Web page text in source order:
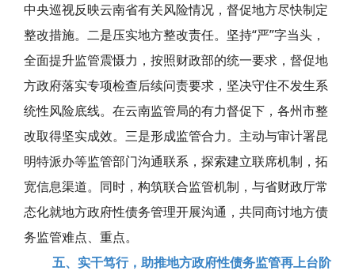
中央巡视反映云南省有关风险情况，督促地方尽快制定
整改措施。二是压实地方整改责任。坚持“严”字当头，
全面提升监管震慑力，按照财政部的统一要求，督促地
方政府落实专项检查后续问责要求，坚决守住不发生系
统性风险底线。在云南监管局的有力督促下，各州市整
改取得坚实成效。三是形成监管合力。主动与审计署昆
明特派办等监管部门沟通联系，探索建立联席机制，拓
宽信息渠道。同时，构筑联合监管机制，与省财政厅常
态化就地方政府性债务管理开展沟通，共同商讨地方债
务监管难点、重点。
五、实干笃行，助推地方政府性债务监管再上台阶